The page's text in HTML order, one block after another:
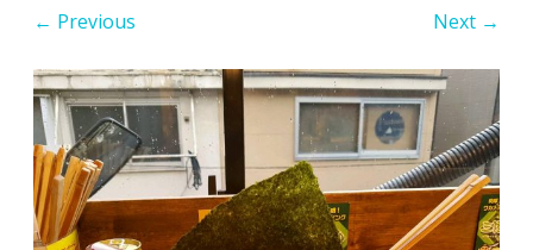
← Previous Next →